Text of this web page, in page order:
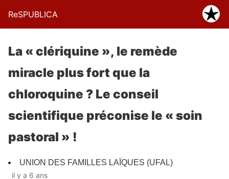
ReSPUBLICA
La « clériquine », le remède
miracle plus fort que la
chloroquine ? Le conseil
scientifique préconise le « soin
pastoral » !
UNION DES FAMILLES LAÏQUES (UFAL)
il y a 6 ans